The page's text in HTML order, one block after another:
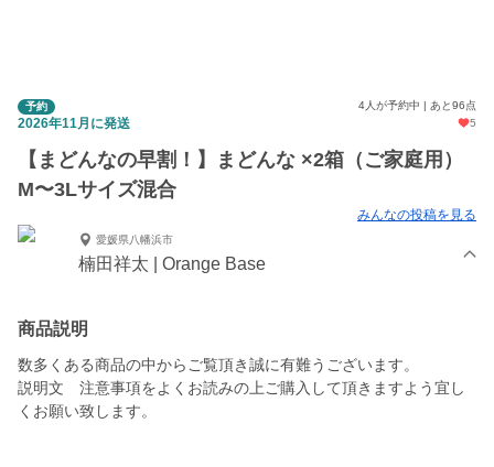
予約 4人が予約中 | あと96点
2026年11月に発送 5
【まどんなの早割！】まどんな ×2箱（ご家庭用）
M〜3Lサイズ混合
みんなの投稿を見る
愛媛県八幡浜市
楠田祥太 | Orange Base
商品説明
数多くある商品の中からご覧頂き誠に有難うございます。
説明文 注意事項をよくお読みの上ご購入して頂きますよう宜し
くお願い致します。